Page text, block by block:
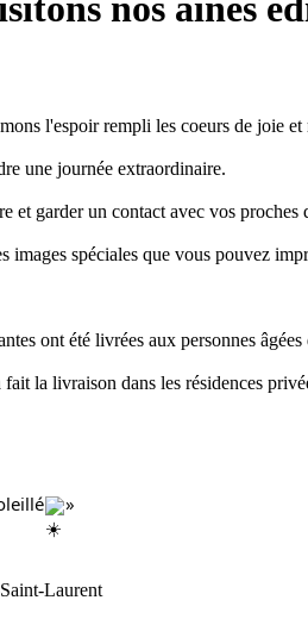
l'espoir rempli les coeurs de joie
une journée extraordinaire.
et garder un contact avec vos
images spéciales que vous pouvez
ont été livrées aux personnes
la livraison dans les résidences
»
Laurent